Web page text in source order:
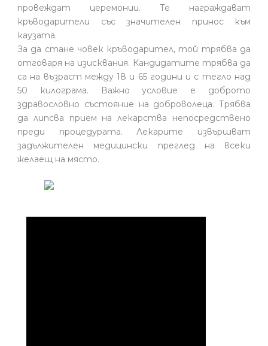
провеждат церемонии. Те награждават
кръводарители със значителен принос към
каузата.
За да стане човек кръводарител, той трябва да
отговаря на изисквания. Кандидатите трябва да
са на възраст между 18 и 65 години и с тегло над
50 килограма. Важно условие е доброто
здравословно състояние на доброволеца. Трябва
да липсва прием на лекарства непосредствено
преди процедурата. Лекарите извършват
задължителен медицински преглед на всеки
желаещ на място.